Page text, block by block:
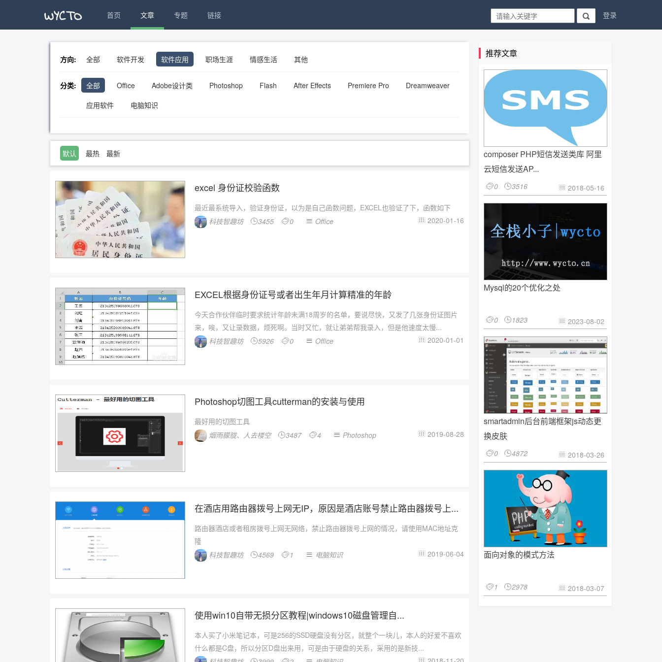
首页 文章 专题 链接  登录
方向: 全部 软件开发 软件应用 职场生涯 情感生活 其他
分类: 全部 Office Adobe设计类 Photoshop Flash After Effects Premiere Pro
Dreamweaver
应用软件
电脑知识
默认 最热 最新
excel 身份证校验函数
最近最系统导入，验证身份证，以为是自己函数问题，EXCEL也验证了下，函数如下
科技智趣坊
3455 0  Office  2020-01-16
EXCEL根据身份证号或者出生年月计算精准的年龄
今天合作伙伴临时要求统计年龄未满18周岁的名单，要说尽快，又发了几张身份证图片
来，唉，又让录数据，烦死啊。当时又忙，就让弟弟帮我录入，但是他速度太慢...
科技智趣坊
5926 0  Office  2020-01-01
Photoshop切图工具cutterman的安装与使用
最好用的切图工具
烟雨朦胧、人去楼空
3487 4  Photoshop  2019-08-28
在酒店用路由器拨号上网无IP，原因是酒店账号禁止路由器拨号上...
路由器酒店或者租房拨号上网无网络，禁止路由器拨号上网的情况，请使用MAC地址克
隆
科技智趣坊
4569 1  电脑知识  2019-06-04
使用win10自带无损分区教程|windows10磁盘管理自...
本人买了小米笔记本，可是256的SSD硬盘没有分区，就整个一块儿，本人的好爱不喜欢
什么都是C盘，所以分区D盘出来用，可是由于硬盘的关系，采用的是新技...
推荐文章
composer PHP短信发送类库 阿里
云短信发送AP...
0 3516  2018-05-16
Mysql的20个优化之处
0 1823  2023-08-02
smartadmin后台前端框架js动态更
换皮肤
0 4872  2018-03-26
面向对象的模式方法
1 2978  2018-03-07